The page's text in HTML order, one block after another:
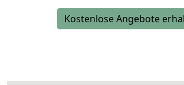
Kostenlose Angebote